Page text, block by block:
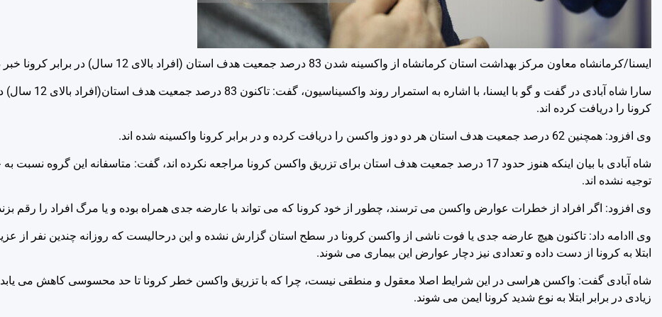
ایسنا/کرمانشاه معاون مرکز بهداشت استان کرمانشاه از واکسینه شدن 83 درصد جمعیت هدف استان (افراد بالای 12 سال) در برابر کرونا خبر داد.
سارا شاه آبادی در گفت و گو با ایسنا، با
کرونا را دریافت کرده اند.
وی افزود: همچنین 62 درصد جمعیت هدف استان هر دو دوز واکسن را دریافت کرده و در برابر کرونا واکسینه شده اند.
شاه آبادی با بیان اینکه هنوز حدود 17 درصد جمعیت هدف استان برای تزریق واکسن کرونا مراجعه نکرده اند، گفت: متاسفانه این گروه
توجیه نشده اند.
وی افزود: اگر افراد از خطرات عوارض واکسن می ترسند، چطور از خود کرونا که می تواند با عارضه جدی همراه بوده و یا مرگ افراد را رقم
وی اادامه داد: تاکنون هیچ عارضه جدی یا فوت ناشی از واکسن کرونا در سطح استان گزارش نشده و این درحالیست که روزانه چندین نفر از
ابتلا به کرونا از دست داده و تعدادی نیز دچار عوارض این بیماری می شوند.
شاه آبادی گفت: واکسن هراسی در این شرایط اصلا معقول و منطقی نیست، چرا که با تزریق واکسن خطر کرونا تا حد محسوسی کاهش می یابد
زیادی در برابر ابتلا به نوع شدید کرونا ایمن می شوند.